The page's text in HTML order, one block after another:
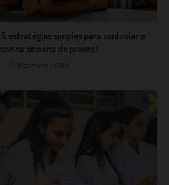
5 estratégias simples para controlar o
na semana de provas!
18 de março de 2024